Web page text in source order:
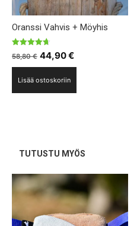
Oranssi Vahvis + Möyhis
Arvostelu
tuotteesta:
4.67
58,80€ Alkuperäinen
hinta
oli:
44,90€Nykyinen
hinta
Lisää ostoskoriin
TUTUSTU MYÖS